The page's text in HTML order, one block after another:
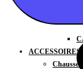
ACCESSOIRES